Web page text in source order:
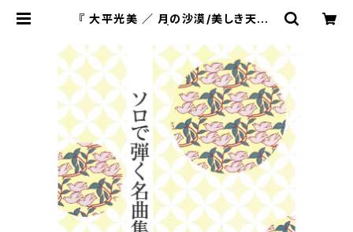
『 大平光美 ／ 月の沙漠/美しき天然/